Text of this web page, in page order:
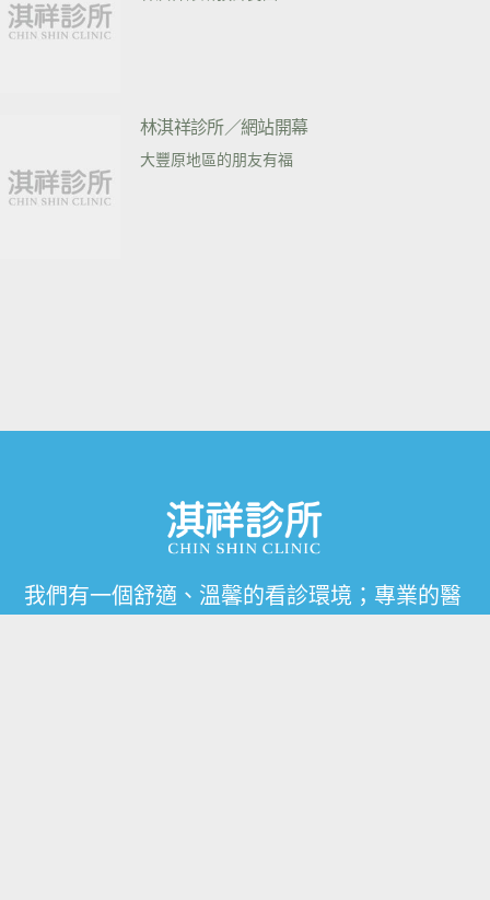
林淇祥診所／網站開幕
大豐原地區的朋友有福
我們有一個舒適、溫馨的看診環境；專業的醫